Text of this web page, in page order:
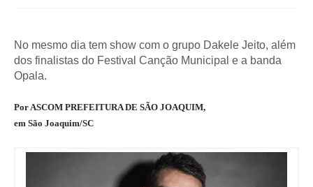
No mesmo dia tem show com o grupo Dakele Jeito, além
dos finalistas do Festival Canção Municipal e a banda
Opala.
Por ASCOM PREFEITURA DE SÃO JOAQUIM,
em São Joaquim/SC